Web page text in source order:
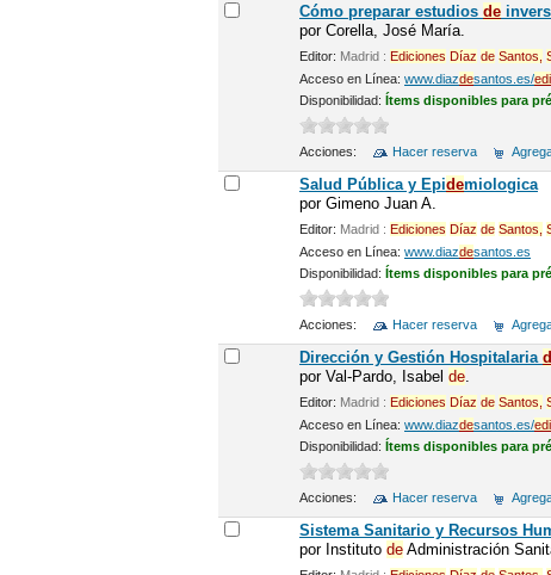
Cómo preparar estudios de
por Corella, José María.
Editor: Madrid : Ediciones Díaz de Santos,
Acceso en Línea: www.diazdesantos.es/
Disponibilidad: Ítems disponibles para
Acciones: Hacer reserva
Salud Pública y Epidemiologica
por Gimeno Juan A.
Editor: Madrid : Ediciones Díaz de Santos,
Acceso en Línea: www.diazdesantos.es
Disponibilidad: Ítems disponibles para
Acciones: Hacer reserva
Dirección y Gestión Hospitalaria
por Val-Pardo, Isabel de.
Editor: Madrid : Ediciones Díaz de Santos,
Acceso en Línea: www.diazdesantos.es/
Disponibilidad: Ítems disponibles para
Acciones: Hacer reserva
Sistema Sanitario y Recursos
por Instituto deAdministración